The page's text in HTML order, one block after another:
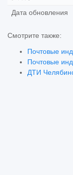
Дата обновления
Смотрите также:
Почтовые
Почтовые
ДТИ